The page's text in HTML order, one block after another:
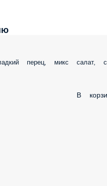
перец, микс салат,
В